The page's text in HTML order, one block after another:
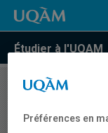
Étudier à l'UQAM
COURS//
la lecture et de
Préférences en